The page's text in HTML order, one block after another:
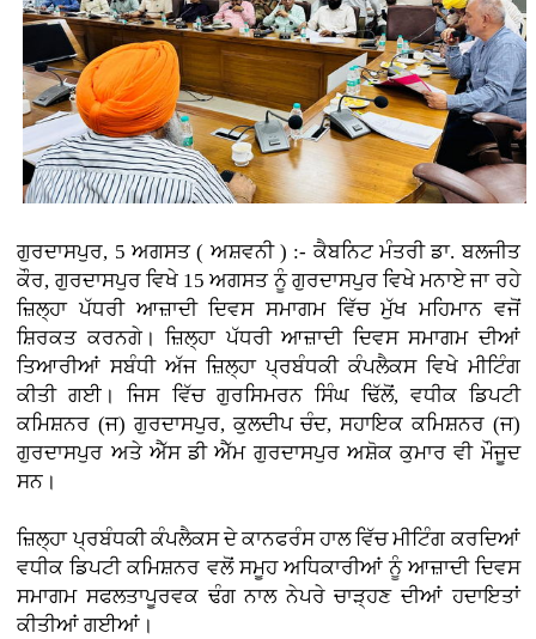
ਗੁਰਦਾਸਪੁਰ, 5 ਅਗਸਤ ( ਅਸ਼ਵਨੀ ) :-ਕੈਬਨਿਟ ਮੰਤਰੀ ਡਾ. ਬਲਜੀਤ
ਕੌਰ, ਗੁਰਦਾਸਪੁਰ ਵਿਖੇ 15 ਅਗਸਤ ਨੂੰ ਗੁਰਦਾਸਪੁਰ ਵਿਖੇ ਮਨਾਏ ਜਾ ਰਹੇ
ਜ਼ਿਲ੍ਹਾ ਪੱਧਰੀ ਆਜ਼ਾਦੀ ਦਿਵਸ ਸਮਾਗਮ ਵਿੱਚ ਮੁੱਖ ਮਹਿਮਾਨ ਵਜੋਂ
ਸ਼ਿਰਕਤ ਕਰਨਗੇ। ਜ਼ਿਲ੍ਹਾ ਪੱਧਰੀ ਆਜ਼ਾਦੀ ਦਿਵਸ ਸਮਾਗਮ ਦੀਆਂ
ਤਿਆਰੀਆਂ ਸਬੰਧੀ ਅੱਜ ਜ਼ਿਲ੍ਹਾ ਪ੍ਰਬੰਧਕੀ ਕੰਪਲੈਕਸ ਵਿਖੇ ਮੀਟਿੰਗ
ਕੀਤੀ ਗਈ। ਜਿਸ ਵਿੱਚ ਗੁਰਸਿਮਰਨ ਸਿੰਘ ਢਿੱਲੋਂ, ਵਧੀਕ ਡਿਪਟੀ
ਕਮਿਸ਼ਨਰ (ਜ) ਗੁਰਦਾਸਪੁਰ, ਕੁਲਦੀਪ ਚੰਦ, ਸਹਾਇਕ ਕਮਿਸ਼ਨਰ (ਜ)
ਗੁਰਦਾਸਪੁਰ ਅਤੇ ਐੱਸ ਡੀ ਐੱਮ ਗੁਰਦਾਸਪੁਰ ਅਸ਼ੋਕ ਕੁਮਾਰ ਵੀ ਮੌਜੂਦ
ਸਨ।
ਜ਼ਿਲ੍ਹਾ ਪ੍ਰਬੰਧਕੀ ਕੰਪਲੈਕਸ ਦੇ ਕਾਨਫਰੰਸ ਹਾਲ ਵਿੱਚ ਮੀਟਿੰਗ ਕਰਦਿਆਂ
ਵਧੀਕ ਡਿਪਟੀ ਕਮਿਸ਼ਨਰ ਵਲੋਂ ਸਮੂਹ ਅਧਿਕਾਰੀਆਂ ਨੂੰ ਆਜ਼ਾਦੀ ਦਿਵਸ
ਸਮਾਗਮ ਸਫਲਤਾਪੂਰਵਕ ਢੰਗ ਨਾਲ ਨੇਪਰੇ ਚਾੜ੍ਹਣ ਦੀਆਂ ਹਦਾਇਤਾਂ
ਕੀਤੀਆਂ ਗਈਆਂ।